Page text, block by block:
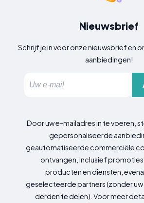
Nieuwsbrief
Schrijf je in voor onze nieuwsbrief en
aanbiedingen!
Door uw e-mailadres in te voeren,
gepersonaliseerde
geautomatiseerde commerciële
ontvangen, inclusief
producten en diensten,
geselecteerde partners (zonder
derden te delen). Voor meer